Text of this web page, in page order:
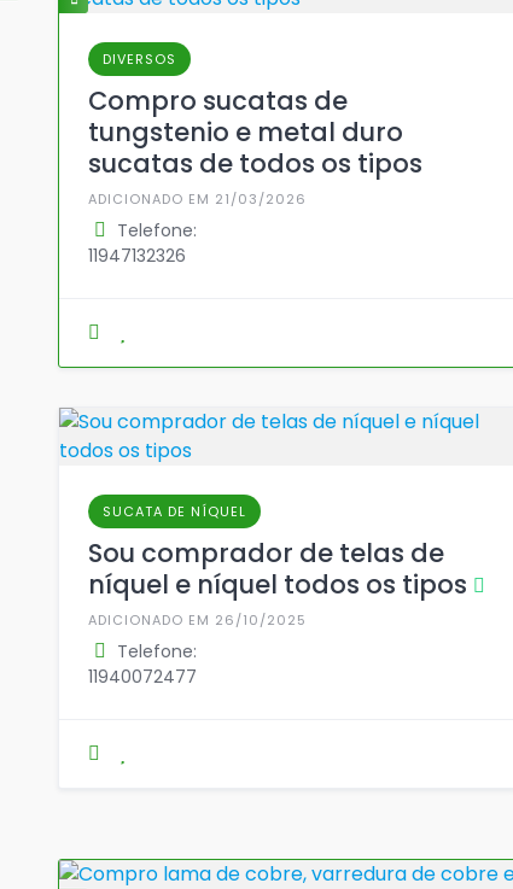
DIVERSOS
Compro sucatas de
tungstenio e metal duro
sucatas de todos os tipos
ADICIONADO EM 21/03/2026
Telefone:
11947132326
SUCATA DE NÍQUEL
Sou comprador de telas de
níquel e níquel todos os tipos
ADICIONADO EM 26/10/2025
Telefone:
11940072477